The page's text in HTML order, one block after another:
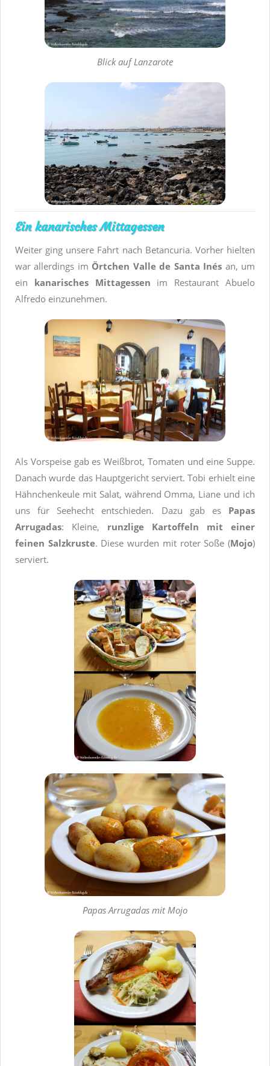
Blick auf Lanzarote
Ein kanarisches Mittagessen
Weiter ging unsere Fahrt nach Betancuria. Vorher hielten
war allerdings im Örtchen Valle de Santa Inés an, um
ein kanarisches Mittagessen im Restaurant Abuelo
Alfredo einzunehmen.
Als Vorspeise gab es Weißbrot, Tomaten und eine Suppe.
Danach wurde das Hauptgericht serviert. Tobi erhielt eine
Hähnchenkeule mit Salat, während Omma, Liane und ich
uns für Seehecht entschieden. Dazu gab es Papas
Arrugadas: Kleine, runzlige Kartoffeln mit einer
feinen Salzkruste. Diese wurden mit roter Soße (Mojo)
serviert.
Papas Arrugadas mit Mojo